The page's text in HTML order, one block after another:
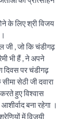
के लिए श्री विजय
, जो कि चंडीगढ़
भी हैं , ने अपने
दिवस पर चंडीगढ़
सेठी जी दवारा
हुए विश्वास
बना रहेगा ।
में विजयी